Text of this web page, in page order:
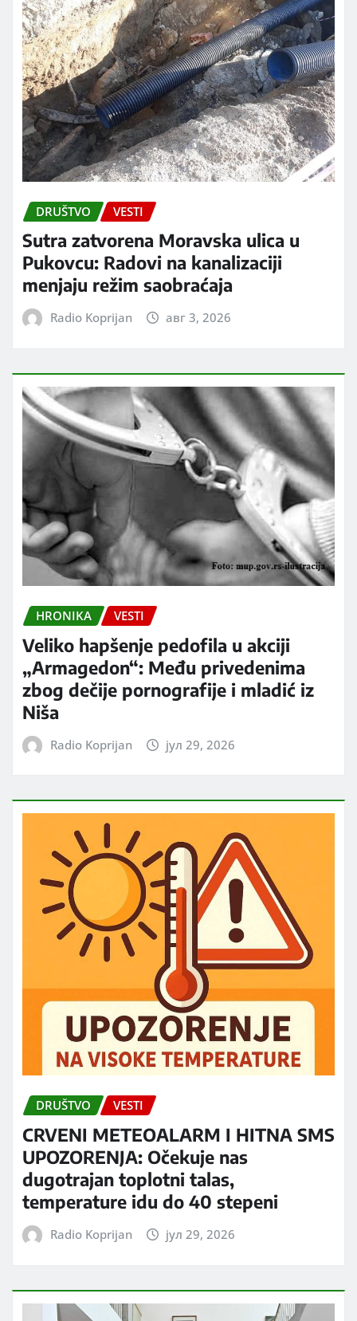
DRUŠTVO VESTI
Sutra zatvorena Moravska ulica u
Pukovcu: Radovi na kanalizaciji
menjaju režim saobraćaja
Radio Koprijan авг 3, 2026
HRONIKA VESTI
Veliko hapšenje pedofila u akciji
„Armagedon“: Među privedenima
zbog dečije pornografije i mladić iz
Niša
Radio Koprijan јул 29, 2026
DRUŠTVO VESTI
CRVENI METEOALARM I HITNA SMS
UPOZORENJA: Očekuje nas
dugotrajan toplotni talas,
temperature idu do 40 stepeni
Radio Koprijan јул 29, 2026